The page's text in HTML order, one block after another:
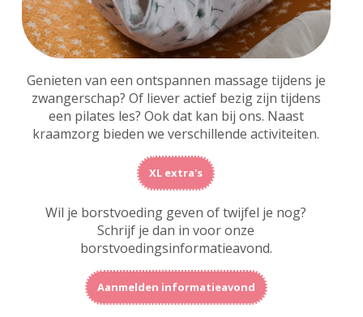
Genieten van een ontspannen massage tijdens je
zwangerschap? Of liever actief bezig zijn tijdens
een pilates les? Ook dat kan bij ons. Naast
kraamzorg bieden we verschillende activiteiten.
XL extra's
Wil je borstvoeding geven of twijfel je nog?
Schrijf je dan in voor onze
borstvoedingsinformatieavond.
Aanmelden informatieavond